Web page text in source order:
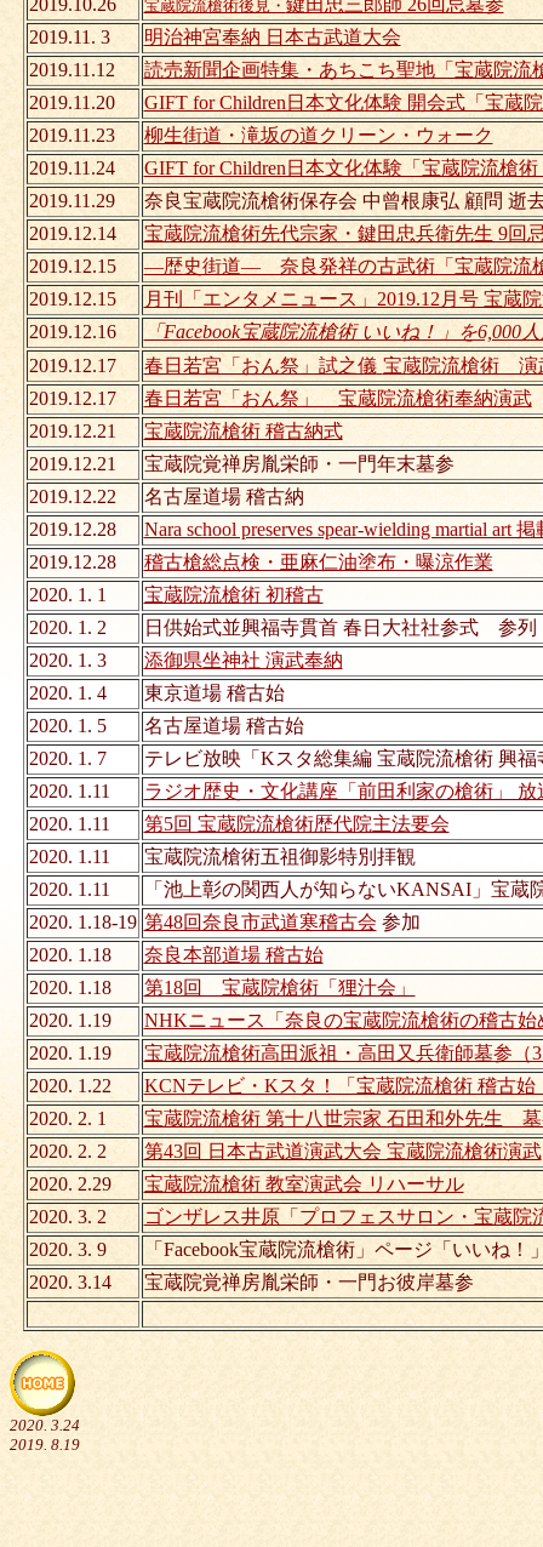
2019.10.26
宝蔵院流槍術後見・ 鍵田忠三郎師 26回忌墓参
2019.11. 3
明治神宮奉納 日本古武道大会
2019.11.12
読売新聞企画特集・あちこち聖地「宝蔵院流
2019.11.20
GIFT for Children日本文化体験 開会式「宝蔵
2019.11.23
柳生街道・滝坂の道クリーン・ウォーク
2019.11.24
GIFT for Children日本文化体験「宝蔵院流槍
2019.11.29
奈良宝蔵院流槍術保存会 中曾根康弘 顧問 逝
2019.12.14
宝蔵院流槍術先代宗家・鍵田忠兵衛先生 9回
2019.12.15
―歴史街道― 奈良発祥の古武術「宝蔵院流
2019.12.15
月刊「エンタメニュース」2019.12月号 宝蔵
2019.12.16
「Facebook宝蔵院流槍術 いいね！」を6,000
2019.12.17
春日若宮「おん祭」試之儀 宝蔵院流槍術 演
2019.12.17
春日若宮「おん祭」 宝蔵院流槍術奉納演武
2019.12.21
宝蔵院流槍術 稽古納式
2019.12.21
宝蔵院覚禅房胤栄師・一門年末墓参
2019.12.22
名古屋道場 稽古納
2019.12.28
Nara school preserves spear-wielding martial art 掲
2019.12.28
稽古槍総点検・亜麻仁油塗布・曝涼作業
2020. 1. 1
宝蔵院流槍術 初稽古
2020. 1. 2
日供始式並興福寺貫首 春日大社社参式 参列
2020. 1. 3
添御県坐神社 演武奉納
2020. 1. 4
東京道場 稽古始
2020. 1. 5
名古屋道場 稽古始
2020. 1. 7
テレビ放映「Kスタ総集編 宝蔵院流槍術 興
2020. 1.11
ラジオ歴史・文化講座「前田利家の槍術」 放
2020. 1.11
第5回 宝蔵院流槍術歴代院主法要会
2020. 1.11
宝蔵院流槍術五祖御影特別拝観
2020. 1.11
「池上彰の関西人が知らないKANSAI」宝蔵
2020. 1.18-19 第48回奈良市武道寒稽古会 参加
2020. 1.18
奈良本部道場 稽古始
2020. 1.18
第18回 宝蔵院槍術「狸汁会」
2020. 1.19
NHKニュース「奈良の宝蔵院流槍術の稽古始
2020. 1.19
宝蔵院流槍術高田派祖・高田又兵衛師墓参（
2020. 1.22
KCNテレビ・Kスタ！「宝蔵院流槍術 稽古始
2020. 2. 1
宝蔵院流槍術 第十八世宗家 石田和外先生
2020. 2. 2
第43回 日本古武道演武大会 宝蔵院流槍術演武
2020. 2.29
宝蔵院流槍術 教室演武会 リハーサル
2020. 3. 2
ゴンザレス井原「プロフェスサロン・宝蔵院
2020. 3. 9
「Facebook宝蔵院流槍術」ページ「いいね！
2020. 3.14
宝蔵院覚禅房胤栄師・一門お彼岸墓参
2020. 3.24
2019. 8.19